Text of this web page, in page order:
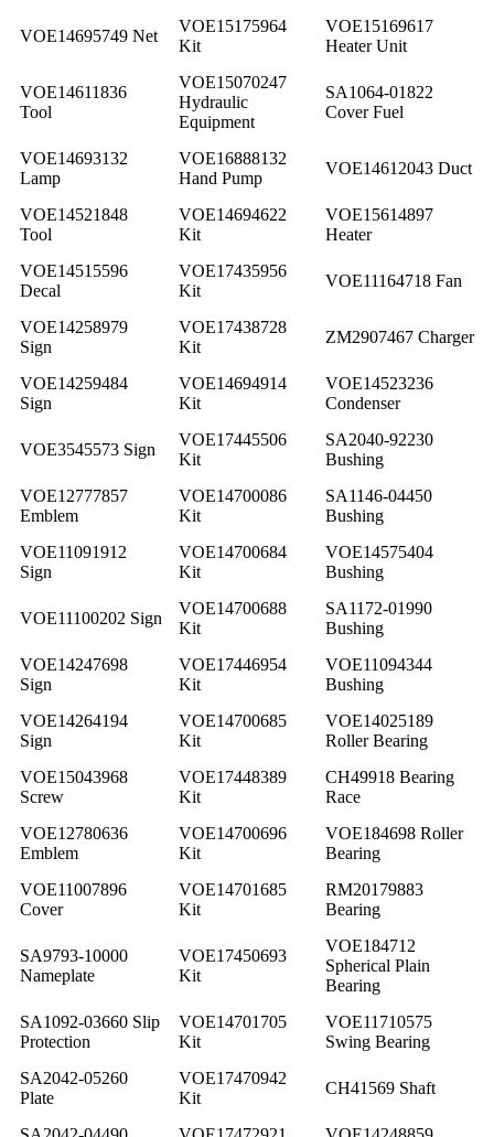
VOE14695749 Net
VOE15175964
Kit
VOE15169617
Heater Unit
VOE14611836
Tool
VOE15070247
Hydraulic
Equipment
SA1064-01822
Cover Fuel
VOE14693132
Lamp
VOE16888132
Hand Pump
VOE14612043 Duct
VOE14521848
Tool
VOE14694622
Kit
VOE15614897
Heater
VOE14515596
Decal
VOE17435956
Kit
VOE11164718 Fan
VOE14258979
Sign
VOE17438728
Kit
ZM2907467 Charger
VOE14259484
Sign
VOE14694914
Kit
VOE14523236
Condenser
VOE3545573 Sign
VOE17445506
Kit
SA2040-92230
Bushing
VOE12777857
Emblem
VOE14700086
Kit
SA1146-04450
Bushing
VOE11091912
Sign
VOE14700684
Kit
VOE14575404
Bushing
VOE11100202 Sign
VOE14700688
Kit
SA1172-01990
Bushing
VOE14247698
Sign
VOE17446954
Kit
VOE11094344
Bushing
VOE14264194
Sign
VOE14700685
Kit
VOE14025189
Roller Bearing
VOE15043968
Screw
VOE17448389
Kit
CH49918 Bearing
Race
VOE12780636
Emblem
VOE14700696
Kit
VOE184698 Roller
Bearing
VOE11007896
Cover
VOE14701685
Kit
RM20179883
Bearing
SA9793-10000
Nameplate
VOE17450693
Kit
VOE184712
Spherical Plain
Bearing
SA1092-03660 Slip
Protection
VOE14701705
Kit
VOE11710575
Swing Bearing
SA2042-05260
Plate
VOE17470942
Kit
CH41569 Shaft